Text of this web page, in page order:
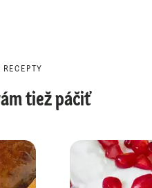
tiež páčiť